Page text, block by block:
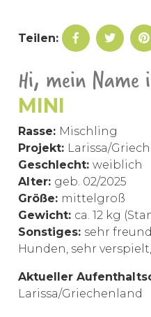
Teilen:
Hi, mein Name
MINI
Rasse: Mischling
Projekt: Larissa/
Geschlecht: weiblich
Alter: geb. 02/2025
Größe: mittelgroß
Gewicht: ca. 12 kg
Sonstiges: sehr
Hunden, sehr
Aktueller
Larissa/Griechenland